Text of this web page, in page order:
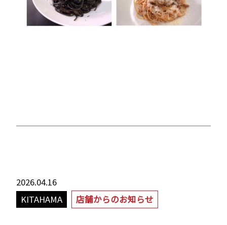
2026.04.16
KITAHAMA
店舗からのお知らせ